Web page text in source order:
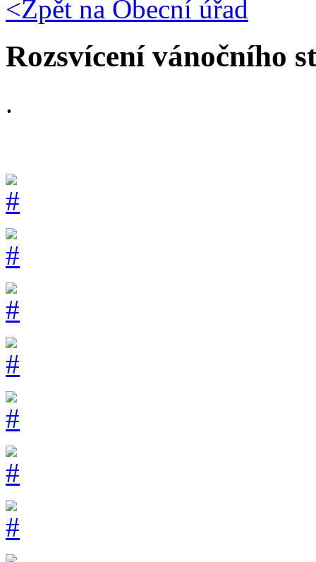
<Zpět na Obecní úřad
Rozsvícení vánočního
.